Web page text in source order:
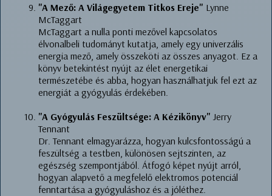
"A Mező: A Világegyetem Titkos Ereje" Lynne
McTaggart
McTaggart a nulla ponti mezővel kapcsolatos
élvonalbeli tudományt kutatja, amely egy univerzális
energia mező, amely összeköti az összes anyagot. Ez a
könyv betekintést nyújt az élet energetikai
természetébe és abba, hogyan használhatjuk fel ezt az
energiát a gyógyulás érdekében.
"A Gyógyulás Feszültsége: A Kézikönyv" Jerry
Tennant
Dr. Tennant elmagyarázza, hogyan kulcsfontosságú a
feszültség a testben, különösen sejtszinten, az
egészség szempontjából. Átfogó képet nyújt arról,
hogyan alapvető a megfelelő elektromos potenciál
fenntartása a gyógyuláshoz és a jóléthez.